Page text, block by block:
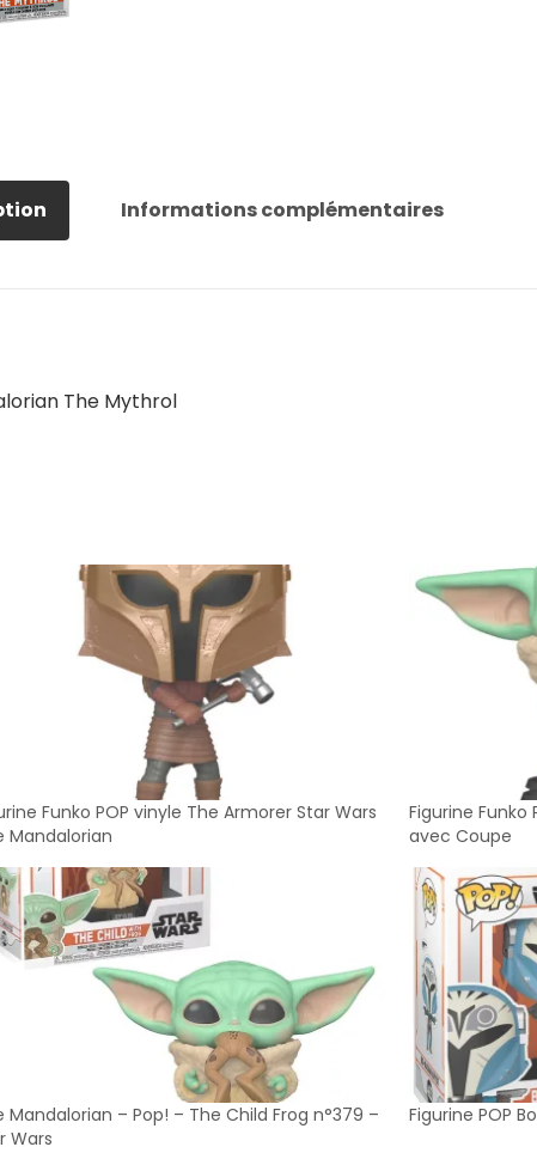
Informations complémentaires
The Mythrol
Funko POP vinyle The Armorer Star Wars
Mandalorian
Figurine Funko
avec Coupe
Mandalorian – Pop! – The Child Frog n°379 –
Wars
Figurine POP